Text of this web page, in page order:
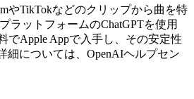
やTikTokなどのクリップから曲を特
ラットフォームのChatGPTを使用
でApple Appで入手し、その安定性
細については、OpenAIヘルプセン